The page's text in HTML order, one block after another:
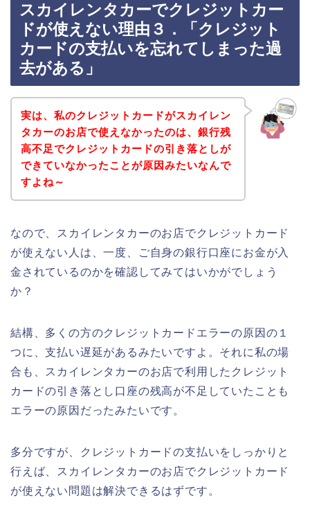
スカイレンタカーでクレジットカー
ドが使えない理由３．「クレジット
カードの支払いを忘れてしまった過
去がある」
実は、私のクレジットカードがスカイレン
タカーのお店で使えなかったのは、銀行残
高不足でクレジットカードの引き落としが
できていなかったことが原因みたいなんで
すよね～
なので、スカイレンタカーのお店でクレジットカード
が使えない人は、一度、ご自身の銀行口座にお金が入
金されているのかを確認してみてはいかがでしょう
か？
結構、多くの方のクレジットカードエラーの原因の１
つに、支払い遅延があるみたいですよ。それに私の場
合も、スカイレンタカーのお店で利用したクレジット
カードの引き落とし口座の残高が不足していたことも
エラーの原因だったみたいです。
多分ですが、クレジットカードの支払いをしっかりと
行えば、スカイレンタカーのお店でクレジットカード
が使えない問題は解決できるはずです。